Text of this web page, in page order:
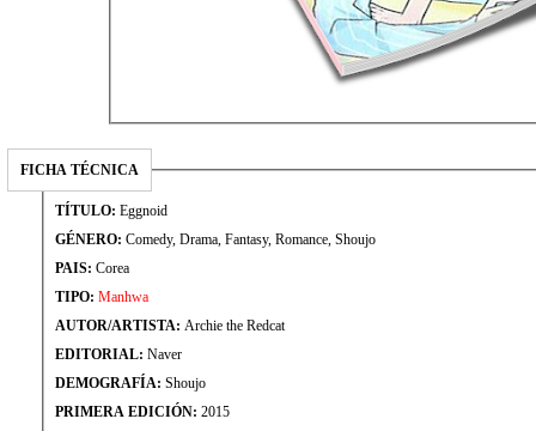
FICHA TÉCNICA
TÍTULO: Eggnoid
GÉNERO: Comedy, Drama, Fantasy, Romance, Shoujo
PAIS: Corea
TIPO: Manhwa
AUTOR/ARTISTA: Archie the Redcat
EDITORIAL: Naver
DEMOGRAFÍA: Shoujo
PRIMERA EDICIÓN: 2015